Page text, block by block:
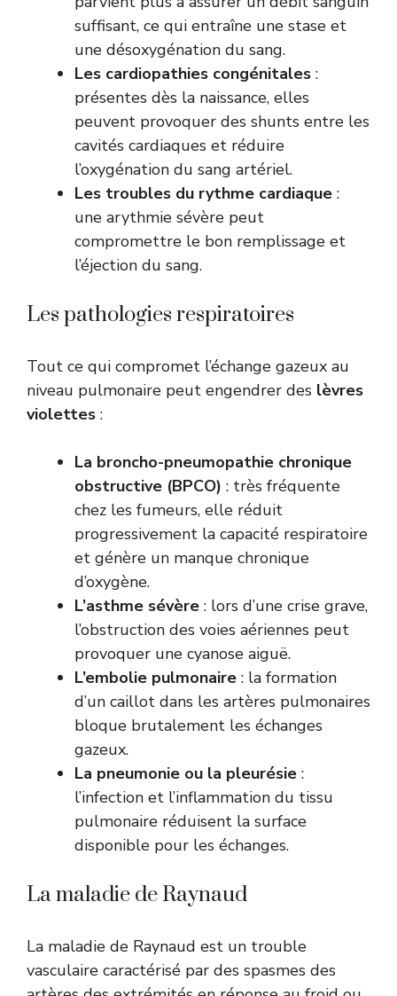
suffisant, ce qui entraîne une stase et
une désoxygénation du sang.
Les cardiopathies congénitales :
présentes dès la naissance, elles
peuvent provoquer des shunts entre les
cavités cardiaques et réduire
l’oxygénation du sang artériel.
Les troubles du rythme cardiaque :
une arythmie sévère peut
compromettre le bon remplissage et
l’éjection du sang.
Les pathologies respiratoires
Tout ce qui compromet l’échange gazeux au
niveau pulmonaire peut engendrer des lèvres
violettes :
La broncho-pneumopathie chronique
obstructive (BPCO) : très fréquente
chez les fumeurs, elle réduit
progressivement la capacité respiratoire
et génère un manque chronique
d’oxygène.
L’asthme sévère : lors d’une crise grave,
l’obstruction des voies aériennes peut
provoquer une cyanose aiguë.
L’embolie pulmonaire : la formation
d’un caillot dans les artères pulmonaires
bloque brutalement les échanges
gazeux.
La pneumonie ou la pleurésie :
l’infection et l’inflammation du tissu
pulmonaire réduisent la surface
disponible pour les échanges.
La maladie de Raynaud
La maladie de Raynaud est un trouble
vasculaire caractérisé par des spasmes des